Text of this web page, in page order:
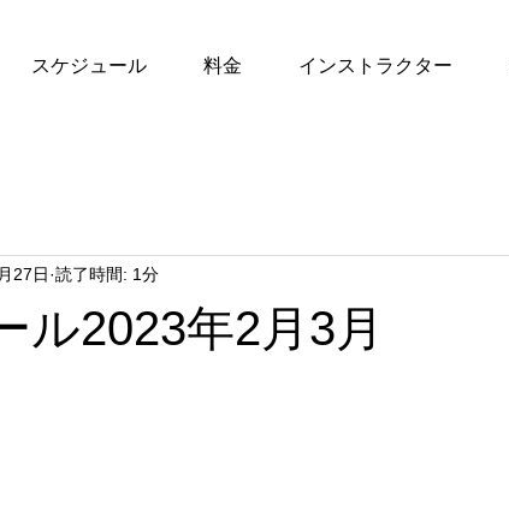
スケジュール 料金 インストラクター
ル2023年2月3月
27日 読了時間: 1分